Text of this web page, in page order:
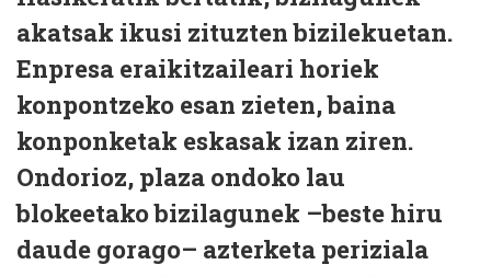
akatsak ikusi zituzten bizilekuetan.
Enpresa eraikitzaileari horiek
konpontzeko esan zieten, baina
konponketak eskasak izan ziren.
Ondorioz, plaza ondoko lau
blokeetako bizilagunek –beste hiru
daude gorago– azterketa periziala